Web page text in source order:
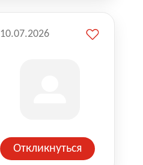
10.07.2026
Откликнуться